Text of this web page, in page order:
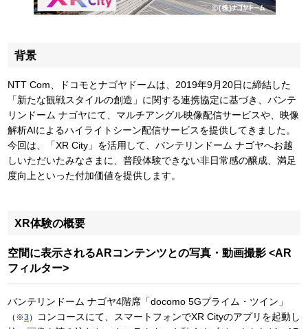
背景
NTT Com、ドコモとナゴヤドームは、2019年9月20日に締結した
「新たな観戦スタイルの創造」に関する連携協定に基づき、バンテ
リンドーム ナゴヤにて、マルチアングル映像配信サービスや、映像
解析AIによるハイライトシーン配信サービスを提供してきました。
今回は、「XR City」を活用して、バンテリンドーム ナゴヤへお越
しいただいたみなさまに、普段体験できない非日常感の醸成、満足
度向上といった付加価値を提供します。
XR体験の概要
空間に表示されるARコンテンツとの写真・動画撮影 <AR
フィルター>
バンテリンドーム ナゴヤ4階席「docomo 5Gプライム・ツイン」
（※3）
コンコースにて、スマートフォンでXR Cityのアプリを起動し